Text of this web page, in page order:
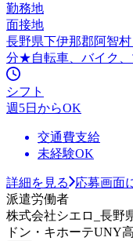
勤務地
面接地
長野県下伊那郡阿智
分★自転車、バイク、
シフト
週5日からOK
交通費支給
未経験OK
詳細を見る
応募画面
派遣労働者
株式会社シエロ_長野
ドン・キホーテUNY